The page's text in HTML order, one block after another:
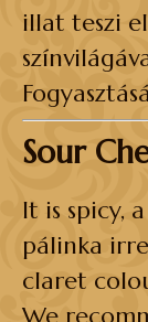
illat teszi
Sour
It is spicy,
pálinka
claret